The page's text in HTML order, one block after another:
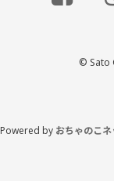
© Sato
Powered by おちゃのこネ